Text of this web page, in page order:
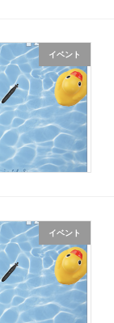
イベント
イベント